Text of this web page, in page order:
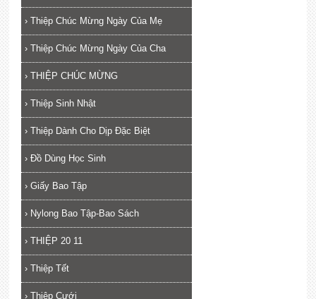
› Thiệp Chúc Mừng Ngày Của Mẹ
› Thiệp Chúc Mừng Ngày Của Cha
› THIỆP CHÚC MỪNG
› Thiệp Sinh Nhật
› Thiệp Dành Cho Dịp Đặc Biệt
› Đồ Dùng Học Sinh
› Giấy Bao Tập
› Nylong Bao Tập-Bao Sách
› THIỆP 20 11
› Thiệp Tết
› Thiệp Cưới